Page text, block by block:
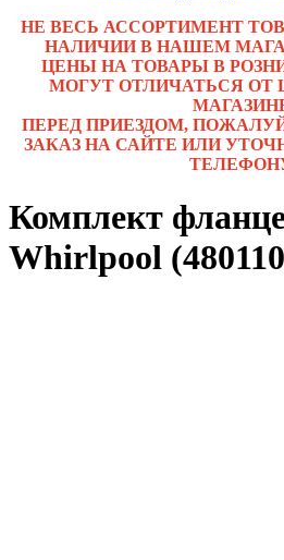
НЕ ВЕСЬ АССОРТИМЕНТ
НАЛИЧИИ В НАШЕМ
ЦЕНЫ НА ТОВАРЫ В
МОГУТ ОТЛИЧАТЬСЯ ОТ
ПЕРЕД ПРИЕЗДОМ,
ЗАКАЗ НА САЙТЕ ИЛИ
Комплект
Whirlpool